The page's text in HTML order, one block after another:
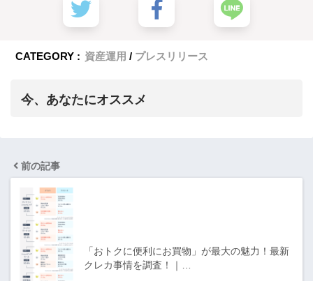
CATEGORY : 資産運用 プレスリリース
今、あなたにオススメ
前の記事
「おトクに便利にお買物」が最大の魅力！最新
クレカ事情を調査！｜…